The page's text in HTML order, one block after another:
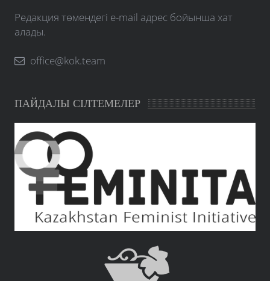
Редакция төмендегі e-mail адрес бойынша хат
алады.
office@kok.team
ПАЙДАЛЫ СІЛТЕМЕЛЕР